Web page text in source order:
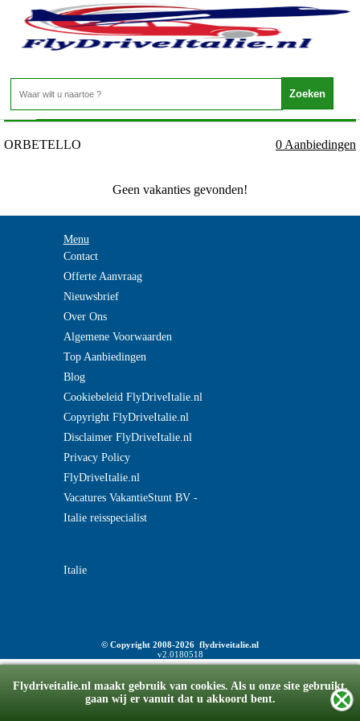
Flydriveitalie.nl maakt gebruik van cookies. Als u onze site gebruikt,
gaan wij er vanuit dat u akkoord bent.
Italie - TOSCANE - ORBETELLO
Home>
ORBETELLO 0 Aanbiedingen
Geen vakanties gevonden!
Menu
Contact
Offerte Aanvraag
Nieuwsbrief
Over Ons
Algemene Voorwaarden
Top Aanbiedingen
Blog
Cookiebeleid FlyDriveItalie.nl
Copyright FlyDriveItalie.nl
Disclaimer FlyDriveItalie.nl
Privacy Policy
FlyDriveItalie.nl
Vacatures VakantieStunt BV -
Italie reisspecialist
Italie
© Copyright 2008-2026 flydriveitalie.nl
v2.0180518